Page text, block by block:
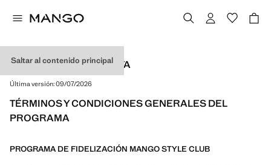
Saltar al contenido principal
CONDICIONES DE VENTA
Última versión:09/07/2026
TÉRMINOS Y CONDICIONES GENERALES DEL
PROGRAMA
PROGRAMA DE FIDELIZACIÓN MANGO STYLE CLUB